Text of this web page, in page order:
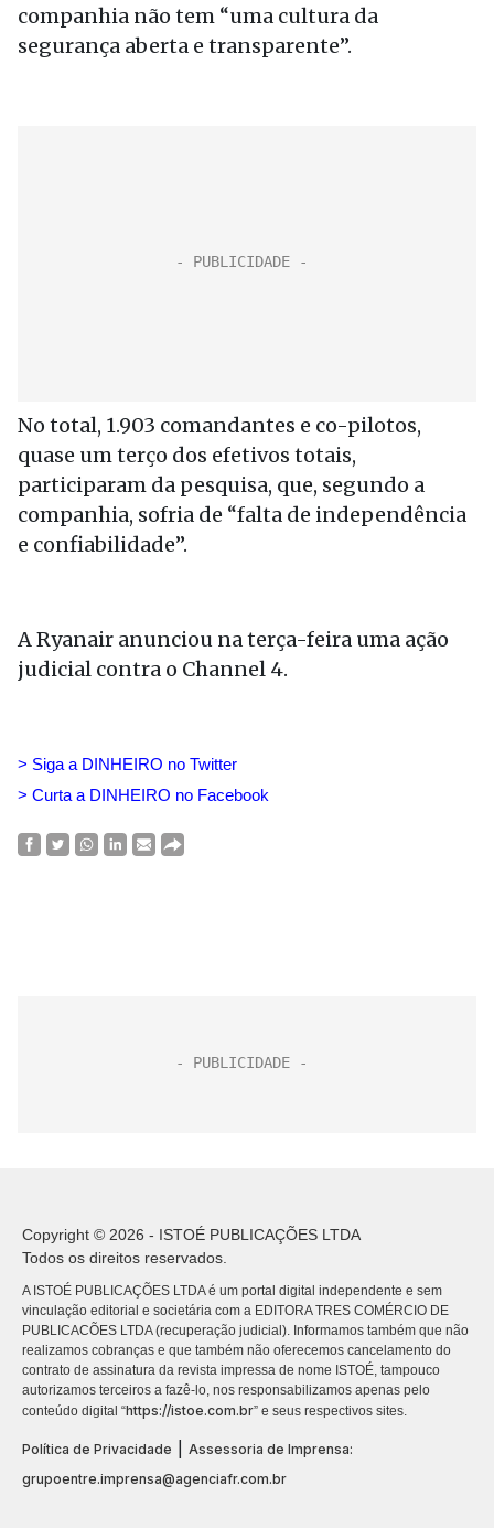
companhia não tem “uma cultura da
segurança aberta e transparente”.
No total, 1.903 comandantes e co-pilotos,
quase um terço dos efetivos totais,
participaram da pesquisa, que, segundo a
companhia, sofria de “falta de independência
e confiabilidade”.
A Ryanair anunciou na terça-feira uma ação
judicial contra o Channel 4.
> Siga a DINHEIRO no Twitter
> Curta a DINHEIRO no Facebook
Copyright © 2026 - ISTOÉ PUBLICAÇÕES LTDA
Todos os direitos reservados.
A ISTOÉ PUBLICAÇÕES LTDA é um portal digital independente e sem
vinculação editorial e societária com a EDITORA TRES COMÉRCIO DE
PUBLICACÕES LTDA (recuperação judicial). Informamos também que não
realizamos cobranças e que também não oferecemos cancelamento do
contrato de assinatura da revista impressa de nome ISTOÉ, tampouco
autorizamos terceiros a fazê-lo, nos responsabilizamos apenas pelo
conteúdo digital “https://istoe.com.br” e seus respectivos sites.
Política de Privacidade
Assessoria de Imprensa:
grupoentre.imprensa@agenciafr.com.br